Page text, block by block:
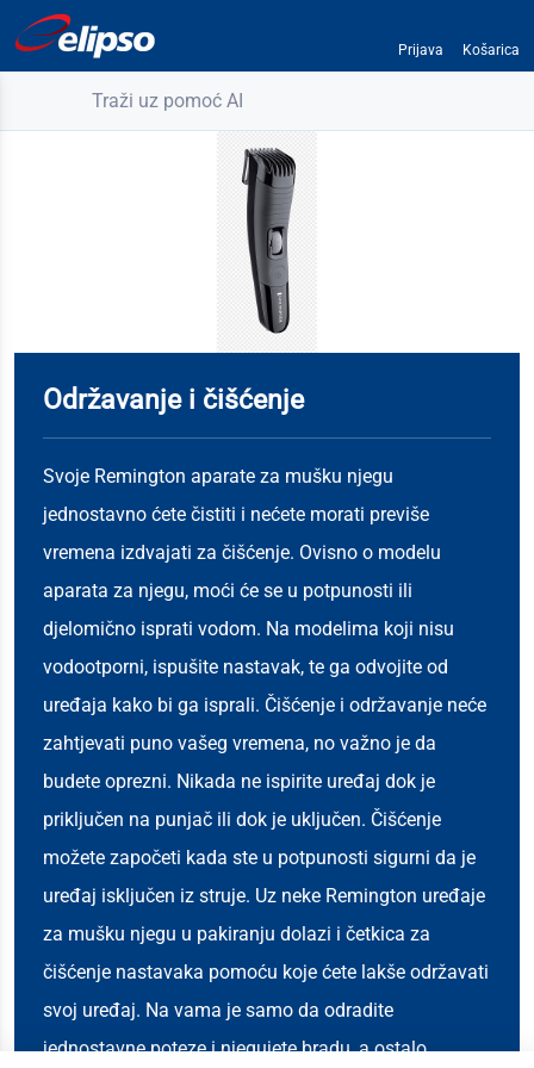
Prijava Košarica
Traži uz pomoć AI
Održavanje i čišćenje
Svoje Remington aparate za mušku njegu
jednostavno ćete čistiti i nećete morati previše
vremena izdvajati za čišćenje. Ovisno o modelu
aparata za njegu, moći će se u potpunosti ili
djelomično isprati vodom. Na modelima koji nisu
vodootporni, ispušite nastavak, te ga odvojite od
uređaja kako bi ga isprali. Čišćenje i održavanje neće
zahtjevati puno vašeg vremena, no važno je da
budete oprezni. Nikada ne ispirite uređaj dok je
priključen na punjač ili dok je uključen. Čišćenje
možete započeti kada ste u potpunosti sigurni da je
uređaj isključen iz struje. Uz neke Remington uređaje
za mušku njegu u pakiranju dolazi i četkica za
čišćenje nastavaka pomoću koje ćete lakše održavati
svoj uređaj. Na vama je samo da odradite
jednostavne poteze i njegujete bradu, a ostalo